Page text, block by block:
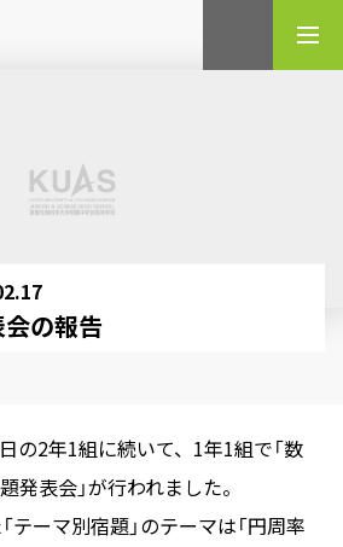
の報告
の2年1組に続いて、1年1組で「数
発表会」が行われました。
テーマ別宿題」のテーマは「円周率